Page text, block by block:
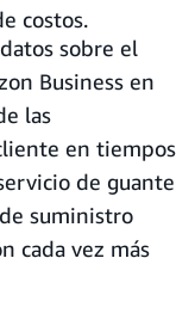
costos.
sobre el
Business en
las
en tiempos
de guante
suministro
cada vez más